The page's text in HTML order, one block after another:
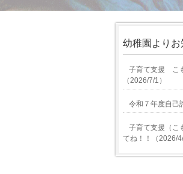
幼稚園よりお
子育て支援 こ
（2026/7/1 ）
令和７年度自己
子育て支援（
てね！！
（2026/